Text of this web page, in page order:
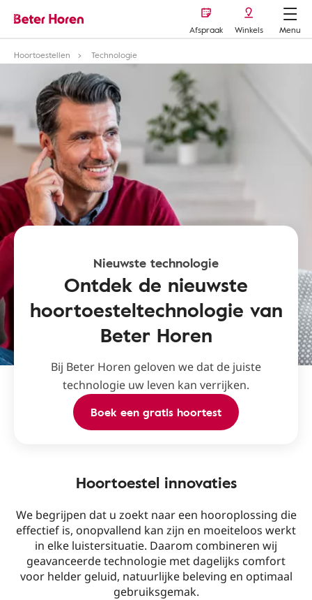
Afspraak Winkels
Menu
Hoortoestellen
Technologie
Nieuwste technologie
Ontdek de nieuwste
hoortoesteltechnologie van
Beter Horen
Bij Beter Horen geloven we dat de juiste
technologie uw leven kan verrijken.
Boek een gratis hoortest
Hoortoestel innovaties
We begrijpen dat u zoekt naar een hooroplossing die
effectief is, onopvallend kan zijn en moeiteloos werkt
in elke luistersituatie. Daarom combineren wij
geavanceerde technologie met dagelijks comfort
voor helder geluid, natuurlijke beleving en optimaal
gebruiksgemak.